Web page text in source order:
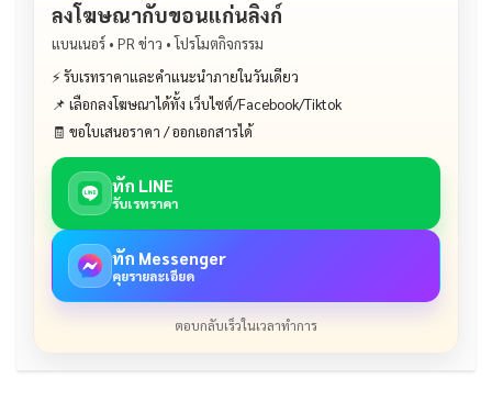
ลงโฆษณากับขอนแก่นลิงก์
แบนเนอร์ • PR ข่าว • โปรโมตกิจกรรม
⚡ รับเรทราคาและคำแนะนำภายในวันเดียว
📌 เลือกลงโฆษณาได้ทั้ง เว็บไซต์/Facebook/Tiktok
🧾 ขอใบเสนอราคา / ออกเอกสารได้
ทัก LINE
รับเรทราคา
ทัก Messenger
คุยรายละเอียด
ตอบกลับเร็วในเวลาทำการ